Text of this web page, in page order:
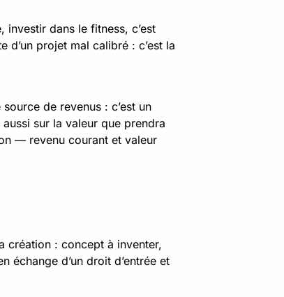
investir dans le fitness, c’est
projet mal calibré : c’est la
de revenus : c’est un
sur la valeur que prendra
— revenu courant et valeur
création : concept à inventer,
échange d’un droit d’entrée et